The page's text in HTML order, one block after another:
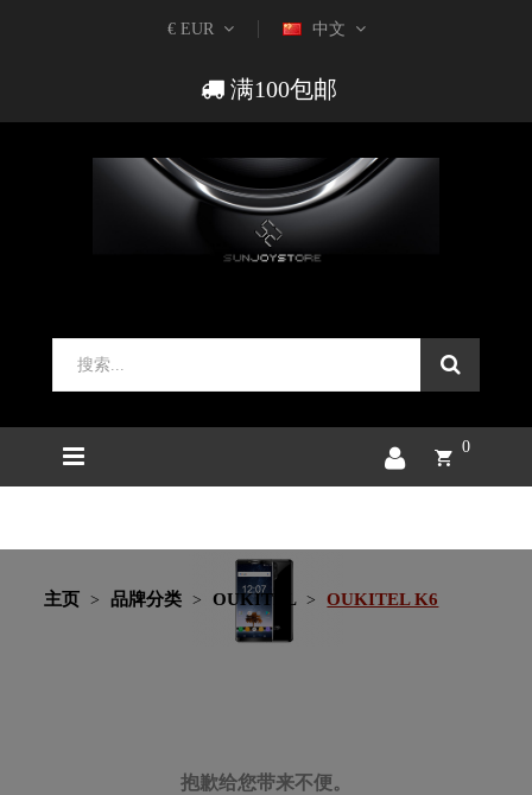
€ EUR 中文
满100包邮
0
主页 品牌分类 OUKITEL OUKITEL K6
抱歉给您带来不便。